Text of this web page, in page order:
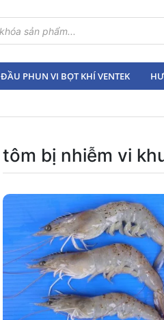
ĐẦU PHUN VI BỌT KHÍ VENTEK
tôm bị nhiễm vi